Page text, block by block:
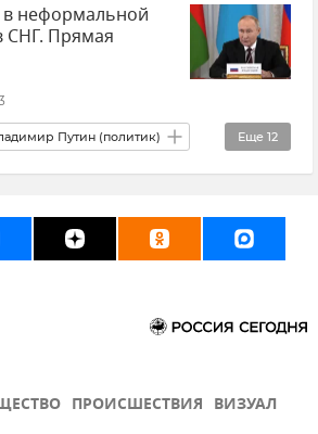
Киргизия
в неформальной
СНГ. Прямая
Еще 12
Путин (политик)
СНГ
Прямая трансляция
Никол Пашинян
ПРОИСШЕСТВИЯ ВИЗУАЛ